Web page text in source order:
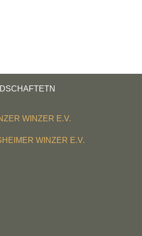
WINZER E.V.
WINZER E.V.